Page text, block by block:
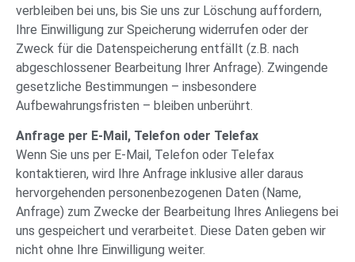
verbleiben bei uns, bis Sie uns zur Löschung auffordern,
Ihre Einwilligung zur Speicherung widerrufen oder der
Zweck für die Datenspeicherung entfällt (z.B. nach
abgeschlossener Bearbeitung Ihrer Anfrage). Zwingende
gesetzliche Bestimmungen – insbesondere
Aufbewahrungsfristen – bleiben unberührt.
Anfrage per E-Mail, Telefon oder Telefax
Wenn Sie uns per E-Mail, Telefon oder Telefax
kontaktieren, wird Ihre Anfrage inklusive aller daraus
hervorgehenden personenbezogenen Daten (Name,
Anfrage) zum Zwecke der Bearbeitung Ihres Anliegens bei
uns gespeichert und verarbeitet. Diese Daten geben wir
nicht ohne Ihre Einwilligung weiter.